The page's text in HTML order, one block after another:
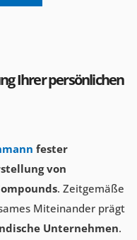
Ihrer persönlichen
fester
von
. Zeitgemäße
Miteinander prägt
Unternehmen.